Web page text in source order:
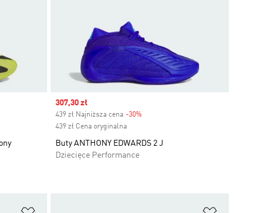
Sale price
307,30 zł
439 zł Najniższa cena -30%Discount
439 zł Cena oryginalna
Buty ANTHONY EDWARDS 2 J
Dziecięce Performance